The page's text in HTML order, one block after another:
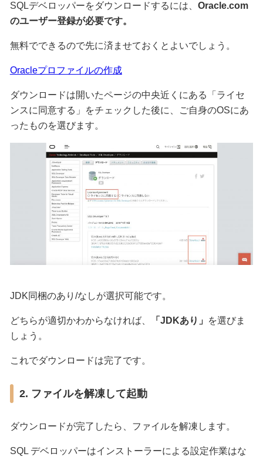
SQLデベロッパーをダウンロードするには、 Oracle.com
のユーザー登録が必要です。
無料でできるので先に済ませておくとよいでしょう。
Oracleプロファイルの作成
ダウンロードは開いたページの中央近くにある「ライセ
ンスに同意する」をチェックした後に、ご自身のOSにあ
ったものを選びます。
JDK同梱のあり/なしが選択可能です。
どちらが適切かわからなければ、 「JDKあり」
を選びま
しょう。
これでダウンロードは完了です。
2. ファイルを解凍して起動
ダウンロードが完了したら、ファイルを解凍します。
SQL デベロッパーはインストーラーによる設定作業はな